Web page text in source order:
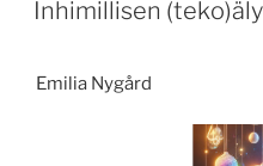
Inhimillisen
Emilia Nygård